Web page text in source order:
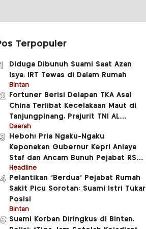
Terpopuler
Diduga Dibunuh Suami Saat Azan
Isya, IRT Tewas di Dalam Rumah
Bintan
Fortuner Berisi Delapan TKA Asal
China Terlibat Kecelakaan Maut di
Tanjungpinang, Prajurit TNI AL
Meninggal Dunia
Daerah
Heboh! Pria Ngaku-Ngaku
Keponakan Gubernur Kepri Aniaya
Staf dan Ancam Bunuh Pejabat RSUD
RAT
Headline
Pelantikan “Berdua” Pejabat Rumah
Sakit Picu Sorotan: Suami Istri Tukar
Posisi
Bintan
Suami Korban Diringkus di Bintan,